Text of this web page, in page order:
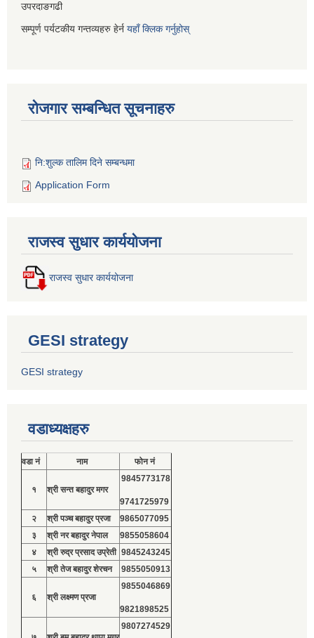
उपरदाङगढी
सम्पूर्ण पर्यटकीय गन्तव्यहरु हेर्न यहाँ क्लिक गर्नुहोस्
रोजगार सम्बन्धित सूचनाहरु
नि:शुल्क तालिम दिने सम्बन्धमा
Application Form
राजस्व सुधार कार्ययोजना
राजस्व सुधार कार्ययोजना
GESI strategy
GESI strategy
वडाध्यक्षहरु
वडा नं नाम फोन नं
१ श्री सन्त बहादुर मगर
9845773178
9741725979
२
श्री पञ्च बहादुर प्रजा
9865077095
३
श्री नर बहादुर नेपाल
9855058604
४
श्री रुद्र प्रसाद उप्रेती 9845243245
५
श्री तेज बहादुर शेरचन 9855050913
६ श्री लक्ष्मण प्रजा
9855046869
9821898525
9807274529